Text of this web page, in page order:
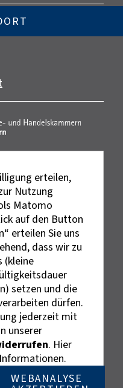
wurde aus
die männliche
sind stets alle
erteilen,
Nutzung
Matomo
auf den Button
erteilen Sie uns
dass wir zu
(kleine
setzen und die
dürfen.
jederzeit mit
unserer
. Hier
WEBANALYSE